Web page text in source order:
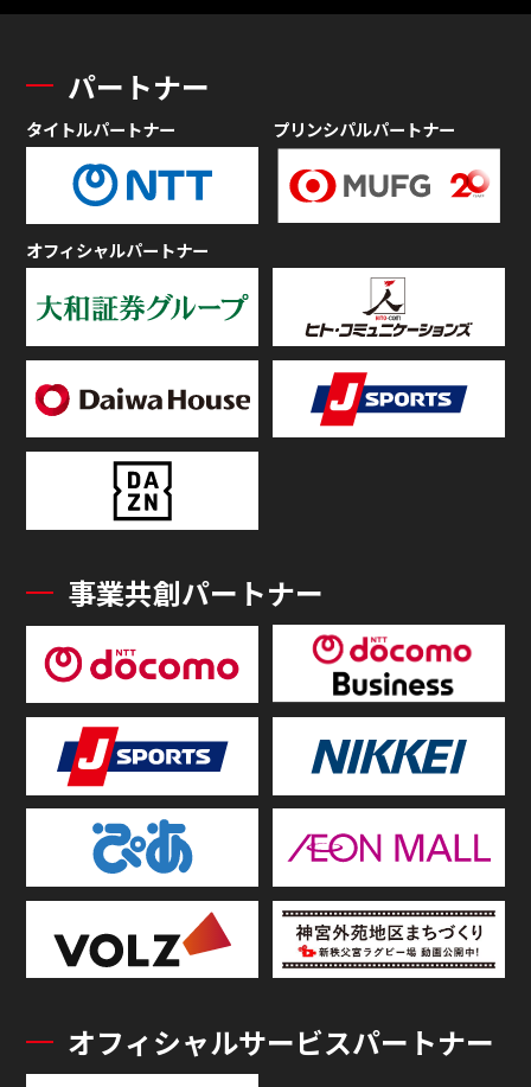
パートナー
タイトルパートナー プリンシパルパートナー
オフィシャルパートナー
事業共創パートナー
オフィシャルサービスパートナー